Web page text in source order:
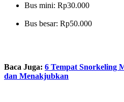
Bus mini: Rp30.000
Bus besar: Rp50.000
Baca Juga: 6 Tempat Snorkeling
dan Menakjubkan